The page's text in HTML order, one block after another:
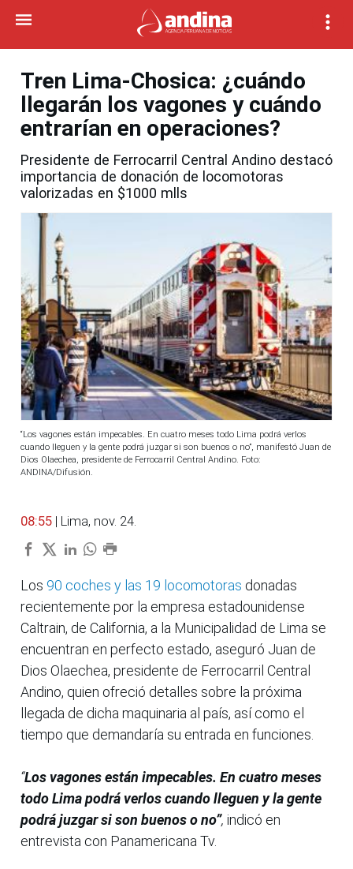
Tren Lima-Chosica: ¿cuándo
llegarán los vagones y cuándo
entrarían en operaciones?
Presidente de Ferrocarril Central Andino destacó
importancia de donación de locomotoras
valorizadas en $1000 mlls
“Los vagones están impecables. En cuatro meses todo Lima podrá verlos
cuando lleguen y la gente podrá juzgar si son buenos o no”, manifestó Juan de
Dios Olaechea, presidente de Ferrocarril Central Andino. Foto:
ANDINA/Difusión.
08:55 | Lima, nov. 24.
Los 90 coches y las 19 locomotoras donadas
recientemente por la empresa estadounidense
Caltrain, de California, a la Municipalidad de Lima se
encuentran en perfecto estado, aseguró Juan de
Dios Olaechea, presidente de Ferrocarril Central
Andino, quien ofreció detalles sobre la próxima
llegada de dicha maquinaria al país, así como el
tiempo que demandaría su entrada en funciones.
“Los vagones están impecables. En cuatro meses
todo Lima podrá verlos cuando lleguen y la gente
podrá juzgar si son buenos o no”, indicó en
entrevista con Panamericana Tv.